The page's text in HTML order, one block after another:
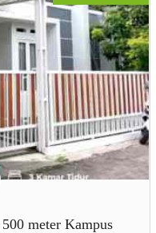
meter Kampus